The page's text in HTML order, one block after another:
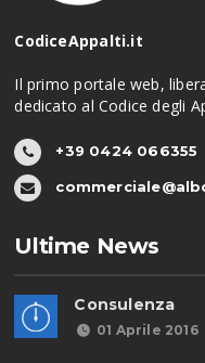
CodiceAppalti.it
Il primo portale web,
dedicato al Codice degli
+39 0424 066355
Ultime News
Consulenza
01 Aprile 2016